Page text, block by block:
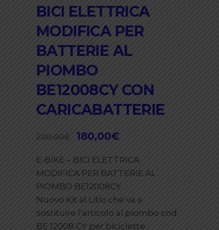
BICI ELETTRICA
MODIFICA PER
BATTERIE AL
PIOMBO
BE12008CY CON
CARICABATTERIE
200,00€
Il
originale
era:
200,00€.
180,00€
attuale
è:
180,00€.
E-BIKE – BICI ELETTRICA
MODIFICA PER BATTERIE AL
PIOMBO BE12008CY
Nuovo Kit al Litio che va a
sostituire l’articolo al piombo cod.
BE 12008 CY per biciclette